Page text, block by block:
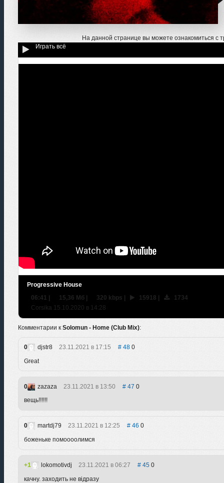
На данной странице вы можете ознакомиться с
Играть всё
Progressive House
06:41 | 15,36 Мб | 320 kbps | 15918 |
1734
Сorsikа 15.10.2020 в 14:28
Комментарии к Solomun - Home (Club Mix):
0 djstr8 23.11.2021 в 17:15 480
Great
0 zazaza 23.11.2021 в 13:50 47 0
вещь!!!!!!
0 martdj79 23.11.2021 в 12:25 460
боженьке помоооолимся
1 lokomotivdj 23.11.2021 в 06:27 450
качну. заходить не відразу